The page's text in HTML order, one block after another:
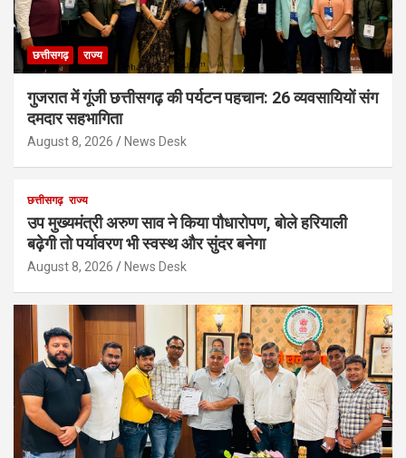
छत्तीसगढ़ राज्य
गुजरात में गूंजी छत्तीसगढ़ की पर्यटन पहचान: 26 व्यवसायियों संग
दमदार सहभागिता
August 8, 2026 News Desk
छत्तीसगढ़ राज्य
उप मुख्यमंत्री अरुण साव ने किया पौधारोपण, बोले हरियाली
बढ़ेगी तो पर्यावरण भी स्वस्थ और सुंदर बनेगा
August 8, 2026 News Desk